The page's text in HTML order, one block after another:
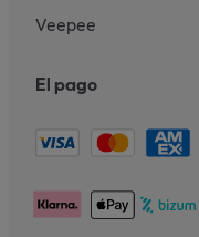
Veepee
El pago